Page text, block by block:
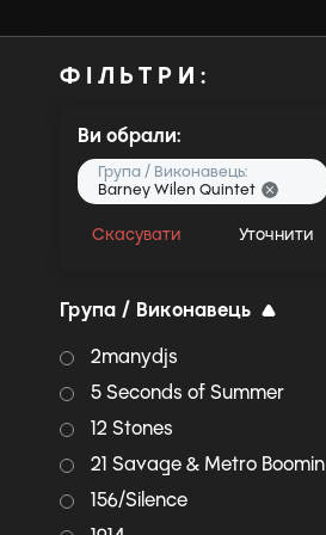
ФІЛЬТРИ:
Ви обрали:
Група / Виконавець:
Barney Wilen Quintet
Скасувати Уточнити
Група / Виконавець
2manydjs
5 Seconds of Summer
12 Stones
21 Savage & Metro Boomin
156/Silence